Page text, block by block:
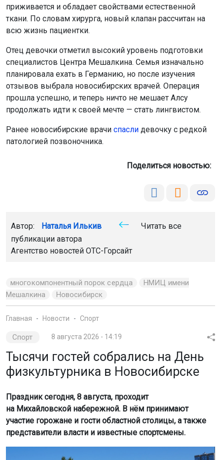
приживается и обладает свойствами естественной
ткани. По словам хирурга, новый клапан рассчитан на
всю жизнь пациентки.
Отец девочки отметил высокий уровень подготовки
специалистов Центра Мешалкина. Семья изначально
планировала ехать в Германию, но после изучения
отзывов выбрала новосибирских врачей. Операция
прошла успешно, и теперь ничто не мешает Алсу
продолжать идти к своей мечте — стать лингвистом.
Ранее новосибирские врачи спасли девочку с редкой
патологией позвоночника.
Поделиться новостью:
Автор: Наталья Илькив
Читать все
публикации автора
Агентство новостей ОТС-Горсайт
многокомпонентный порок сердца
НМИЦ имени
Мешалкина
Новосибирск
Главная Новости Спорт
Спорт 8 августа 2026 - 14:19
Тысячи гостей собрались на День
физкультурника в Новосибирске
Праздник сегодня, 8 августа, проходит
на Михайловской набережной. В нём принимают
участие горожане и гости областной столицы, а также
представители власти и известные спортсмены.